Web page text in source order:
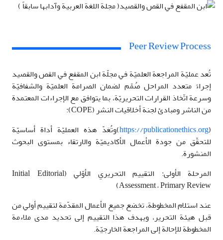
Peer Review Process
تُعد عمليّة المراجعة العلميّة في مجلّة ابن المقفع في القص والقصيد
إجراءً متعدد المراحل صُمّم لضمان الصرامة العلميّة والشفافيّة
وسرعة اتّخاذ القرارات التحريريّة، بما يتوافق مع الإجراءات المعتمدة
من الناشر ومبادئ لجنة أخلاقيات النشر (COPE):
(
https://publicationethics.org)وتُعَدّ هذه العمليّة أداة أساسيّة
للتحقّق من جودة الأعمال الأكاديميّة والارتقاء بمستوى البحوث
المنشورة.
المرحلة الأولى: التقييم التحريري الأوّلي (Initial Editorial
Assessment – Primary Review)
عند استلام المخطوطة، تخضع جميع الأعمال المقدّمة لتقييم أولي من
قبل هيئة التحرير، ويهدف هذا التقييم إلى تحديد مدى ملاءمة
المخطوطة للإحالة إلى المراجعة الخارجيّة.